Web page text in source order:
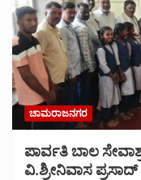
ಚಾಮರಾಜನಗರ
ಪಾರ್ವತಿ ಬಾಲ
ವಿ.ಶ್ರೀನಿವಾಸ